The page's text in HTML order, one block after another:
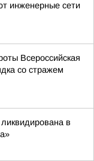
инженерные сети
Всероссийская
со стражем
в